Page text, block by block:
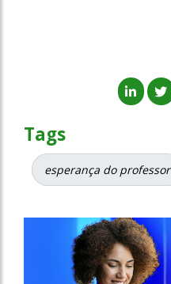
Tags
esperança do professor